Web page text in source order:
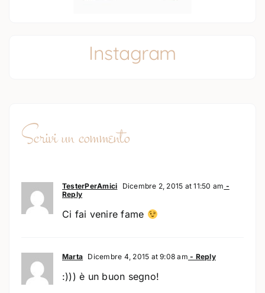
Instagram
Scrivi un commento
TesterPerAmici Dicembre 2, 2015 at 11:50 am -
Reply
Ci fai venire fame
Marta Dicembre 4, 2015 at 9:08 am - Reply
:))) è un buon segno!